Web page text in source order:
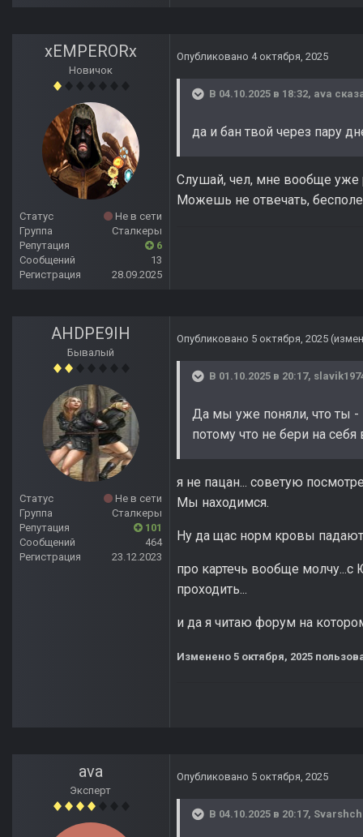
xEMPERORx
Новичок
Статус
Не в сети
Группа
Сталкеры
Репутация
6
Сообщений
13
Регистрация
28.09.2025
Опубликовано 4 октября, 2025
В 04.10.2025 в 18:32, ava
да и бан твой через пару
Слушай, чел, мне вообще уже
Можешь не отвечать,
AHDPE9IH
Бывалый
Статус
Не в сети
Группа
Сталкеры
Репутация
101
Сообщений
464
Регистрация
23.12.2023
Опубликовано 5 октября, 2025
В 01.10.2025 в 20:17,
Да мы уже поняли, что ты -
потому что не бери на
я не пацан... советую
Мы находимся.
Ну да щас норм кровы
про картечь вообще
проходить...
и да я читаю форум на
Изменено 5 октября, 2025
ava
Эксперт
Опубликовано 5 октября, 2025
В 04.10.2025 в 20:17,